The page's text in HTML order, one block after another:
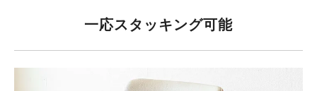
一応スタッキング可能